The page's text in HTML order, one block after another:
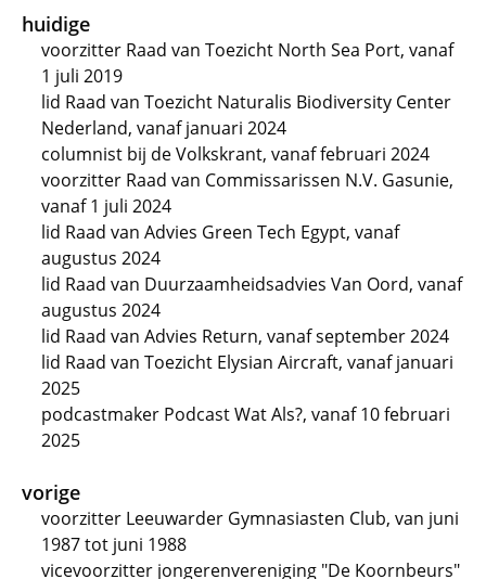
huidige
voorzitter Raad van Toezicht North Sea Port, vanaf
1 juli 2019
lid Raad van Toezicht Naturalis Biodiversity Center
Nederland, vanaf januari 2024
columnist bij de Volkskrant, vanaf februari 2024
voorzitter Raad van Commissarissen N.V. Gasunie,
vanaf 1 juli 2024
lid Raad van Advies Green Tech Egypt, vanaf
augustus 2024
lid Raad van Duurzaamheidsadvies Van Oord, vanaf
augustus 2024
lid Raad van Advies Return, vanaf september 2024
lid Raad van Toezicht Elysian Aircraft, vanaf januari
2025
podcastmaker Podcast Wat Als?, vanaf 10 februari
2025
vorige
voorzitter Leeuwarder Gymnasiasten Club, van juni
1987 tot juni 1988
vicevoorzitter jongerenvereniging "De Koornbeurs"